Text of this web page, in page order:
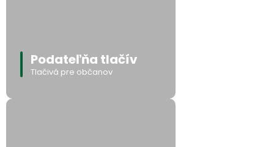
Podateľňa tlačív
Tlačivá pre občanov